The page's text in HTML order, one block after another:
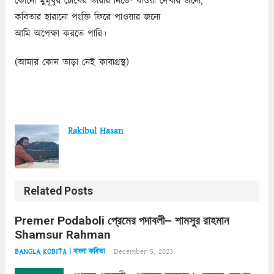
কবিতার হারানো পংক্তি ফিরে পাওয়ার জন্যে
আমি অপেক্ষা করতে পারি।
(আমার কোন তাড়া নেই কাব্যগ্রন্থ)
Rakibul Hasan
Related Posts
Premer Podaboli প্রেমের পদাবলী– শামসুর রাহমান
Shamsur Rahman
BANGLA KOBITA | বাংলা কবিতা December 5, 2023